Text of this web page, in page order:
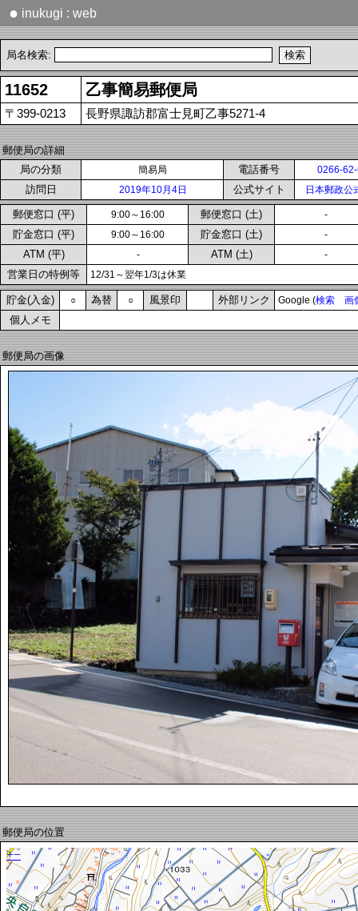
● inukugi : web
局名検索:
11652 乙事簡易郵便局
〒399-0213 長野県諏訪郡富士見町乙事5271-4
郵便局の詳細
局の分類
簡易局 電話番号 0266-
訪問日 2019年10月4日 公式サイト 日本郵政公
郵便窓口 (平) 9:00～16:00 郵便窓口 (土) -
貯金窓口 (平) 9:00～16:00 貯金窓口 (土) -
ATM (平) - ATM (土) -
営業日の特例等 12/31～翌年1/3は休業
貯金(入金) ○ 為替 ○ 風景印 外部リンク Google (検索 画
個人メモ
郵便局の画像
郵便局の位置